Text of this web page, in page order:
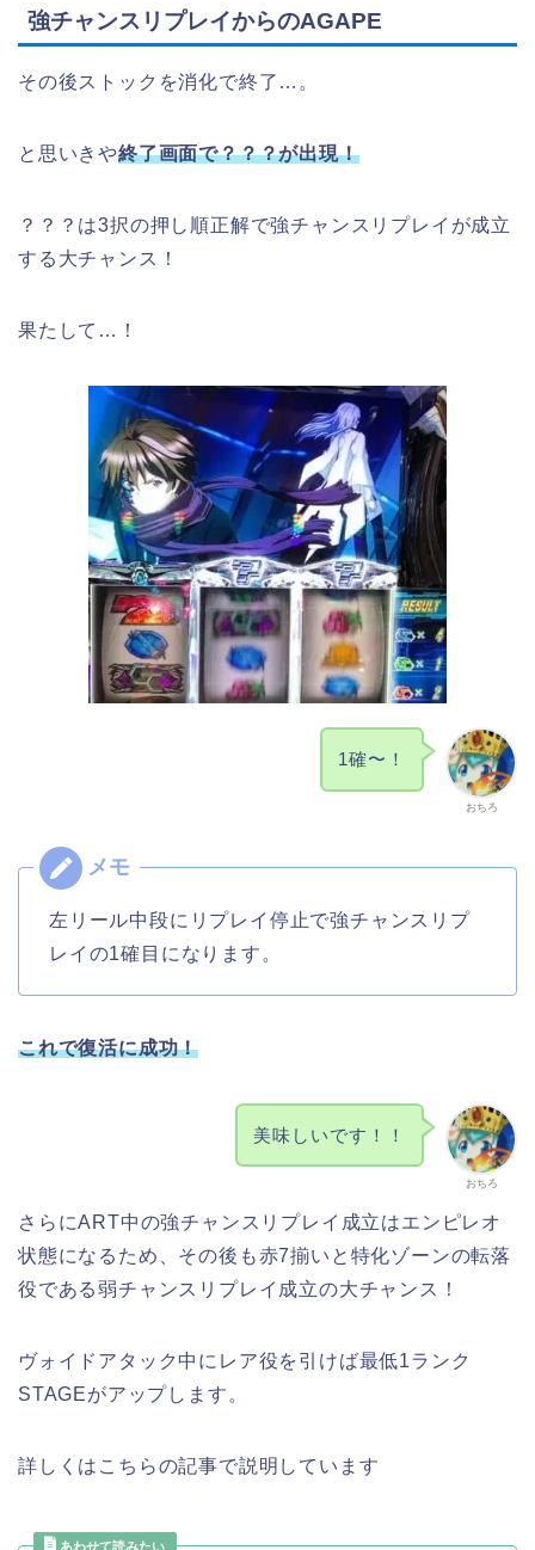
強チャンスリプレイからのAGAPE
その後ストックを消化で終了…。
と思いきや終了画面で？？？が出現！
？？？は3択の押し順正解で強チャンスリプレイが成立
する大チャンス！
果たして…！
おちろ
1確〜！
左リール中段にリプレイ停止で強チャンスリプ
レイの1確目になります。
これで復活に成功！
おちろ
美味しいです！！
さらにART中の強チャンスリプレイ成立はエンピレオ
状態になるため、その後も赤7揃いと特化ゾーンの転落
役である弱チャンスリプレイ成立の大チャンス！
ヴォイドアタック中にレア役を引けば最低1ランク
STAGEがアップします。
詳しくはこちらの記事で説明しています